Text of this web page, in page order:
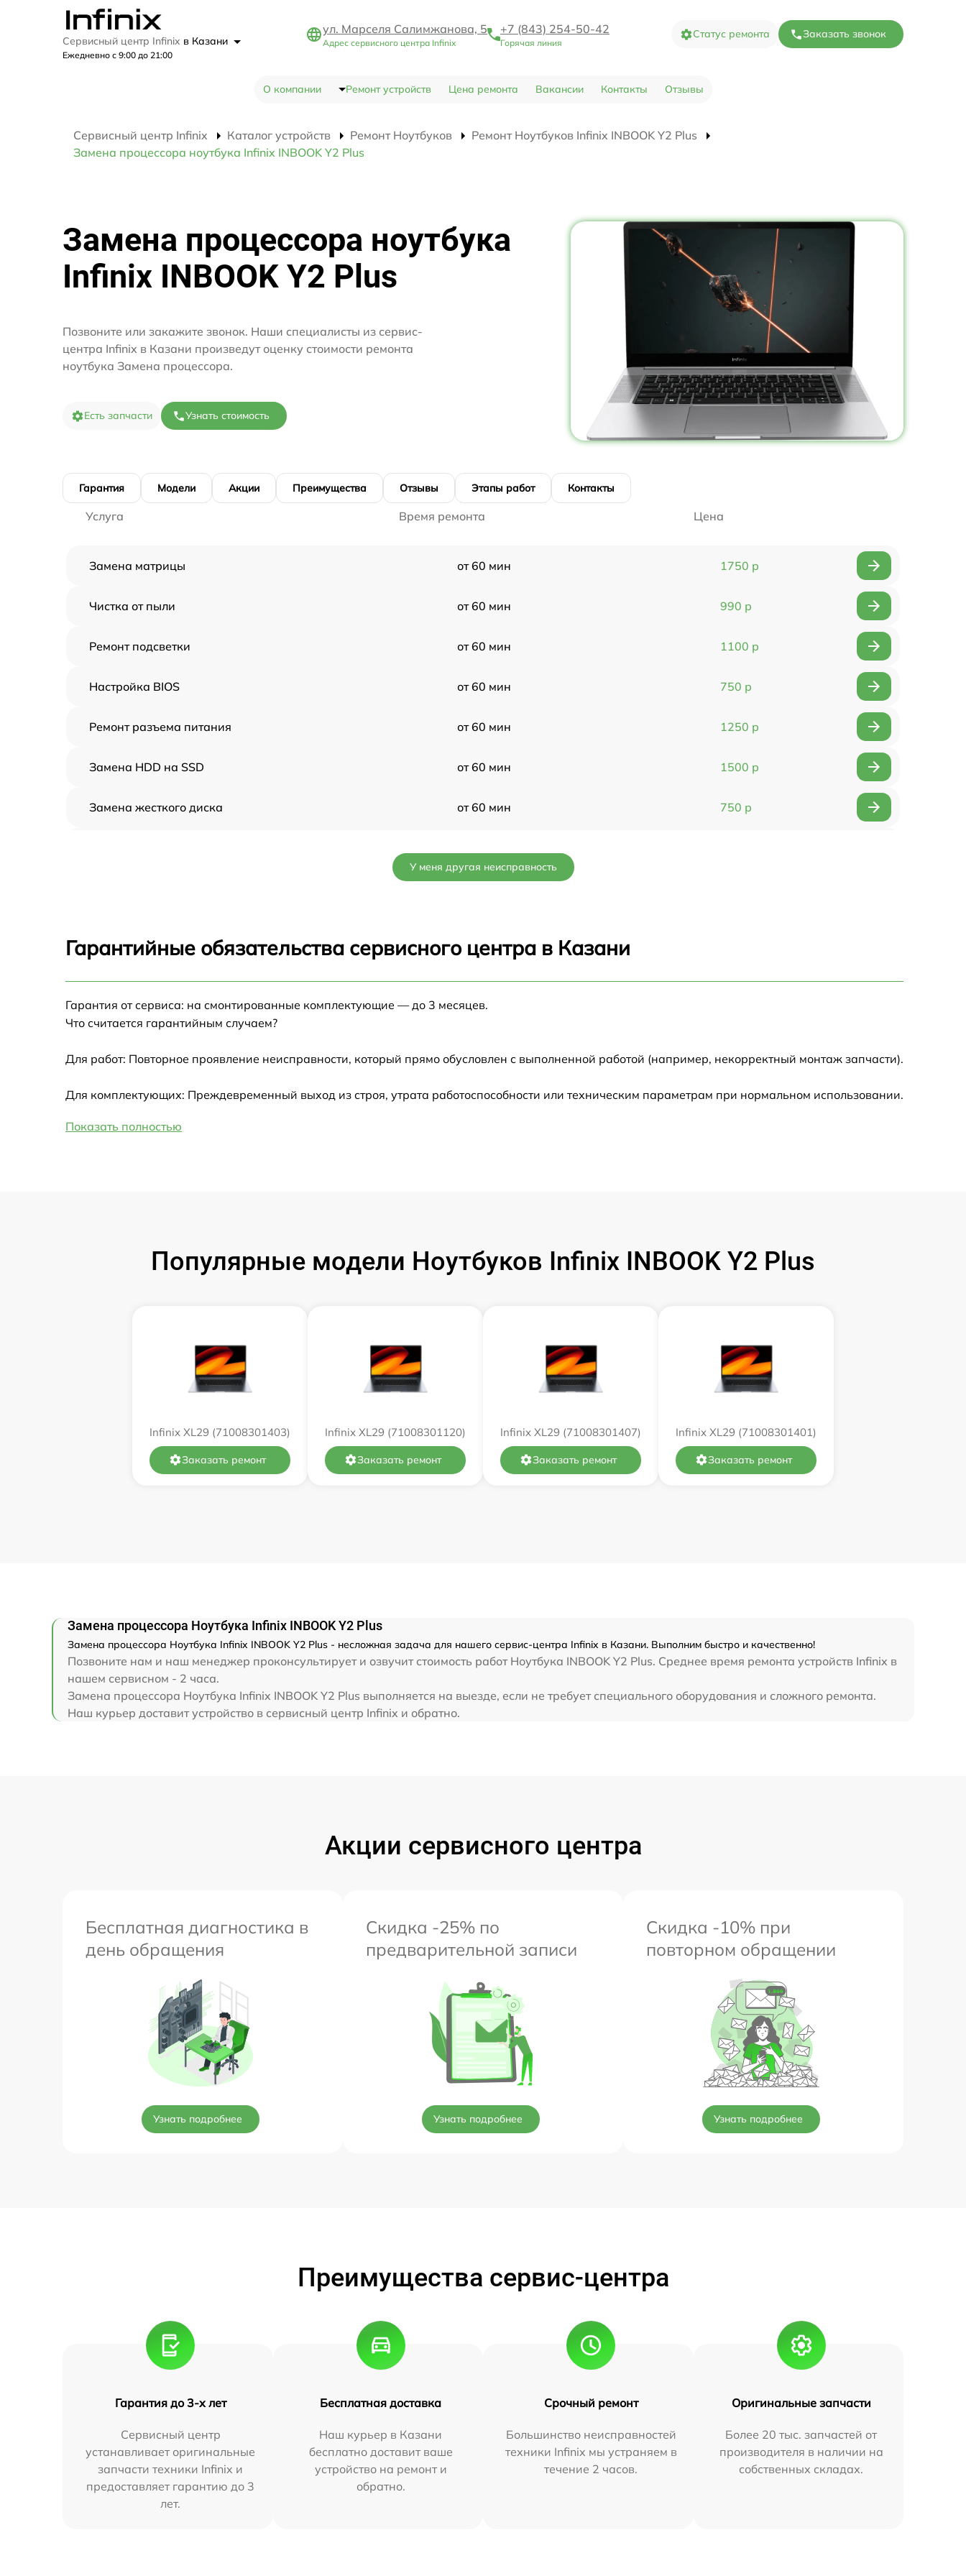
Сервисный центр Infinix в Казани
Ежедневно с 9:00 до 21:00
ул. Марселя Салимжанова, 5
Адрес сервисного центра Infinix
+7 (843) 254-50-42
Горячая линия
Статус ремонта Заказать звонок
О компании Ремонт устройств Цена ремонта Вакансии Контакты Отзывы
Сервисный центр Infinix Каталог устройств Ремонт Ноутбуков
Ремонт Ноутбуков Infinix INBOOK Y2 Plus
Замена процессора ноутбука Infinix INBOOK Y2 Plus
Замена процессора ноутбука
Infinix INBOOK Y2 Plus
Позвоните или закажите звонок. Наши специалисты из сервис-
центра Infinix в Казани произведут оценку стоимости ремонта
ноутбука Замена процессора.
Есть запчасти Узнать стоимость
Гарантия Модели Акции Преимущества Отзывы Этапы работ Контакты
Услуга Время ремонта Цена
Замена матрицы от 60 мин 1750 р
Чистка от пыли от 60 мин 990 р
Ремонт подсветки от 60 мин 1100 р
Настройка BIOS от 60 мин 750 р
Ремонт разъема питания от 60 мин 1250 р
Замена HDD на SSD от 60 мин 1500 р
Замена жесткого диска от 60 мин 750 р
Замена HDMI от 60 мин
Ремонт дисковода от 60 мин
Замена динамиков
Замена микрофона от 60 мин 950 р
Замена системы охлаждения 1700 р
Замена экрана от 60 мин 1990 р
Замена корпуса от 60 мин 3500 р
Замена тачпада от 60 мин 1750 р
У меня другая неисправность
Гарантийные обязательства сервисного центра в Казани
Гарантия от сервиса: на смонтированные комплектующие — до 3 месяцев.
Что считается гарантийным случаем?
Для работ: Повторное проявление неисправности, который прямо обусловлен с выполненной работой (например, некорректный монтаж запчасти).
Для комплектующих: Преждевременный выход из строя, утрата работоспособности или техническим параметрам при нормальном использовании.
Показать полностью
Популярные модели Ноутбуков Infinix INBOOK Y2 Plus
Infinix XL29 (71008301403)
Заказать ремонт
Infinix XL29 (71008301120)
Заказать ремонт
Infinix XL29 (71008301407)
Заказать ремонт
Infinix XL29 (71008301401)
Заказать ремонт
Замена процессора Ноутбука Infinix INBOOK Y2 Plus
Замена процессора Ноутбука Infinix INBOOK Y2 Plus - несложная задача для нашего сервис-центра Infinix в Казани. Выполним быстро и качественно!
Позвоните нам и наш менеджер проконсультирует и озвучит стоимость работ Ноутбука INBOOK Y2 Plus. Среднее время ремонта устройств Infinix в
нашем сервисном - 2 часа.
Замена процессора Ноутбука Infinix INBOOK Y2 Plus выполняется на выезде, если не требует специального оборудования и сложного ремонта.
Наш курьер доставит устройство в сервисный центр Infinix и обратно.
Акции сервисного центра
Бесплатная диагностика в
день обращения
Узнать подробнее
Скидка -25% по
предварительной записи
Узнать подробнее
Скидка -10% при
повторном обращении
Узнать подробнее
Преимущества сервис-центра
Гарантия до 3-х лет
Сервисный центр
устанавливает оригинальные
запчасти техники Infinix и
предоставляет гарантию до 3
лет.
Бесплатная доставка
Наш курьер в Казани
бесплатно доставит ваше
устройство на ремонт и
обратно.
Срочный ремонт
Большинство неисправностей
техники Infinix мы устраняем в
течение 2 часов.
Оригинальные запчасти
Более 20 тыс. запчастей от
производителя в наличии на
собственных складах.